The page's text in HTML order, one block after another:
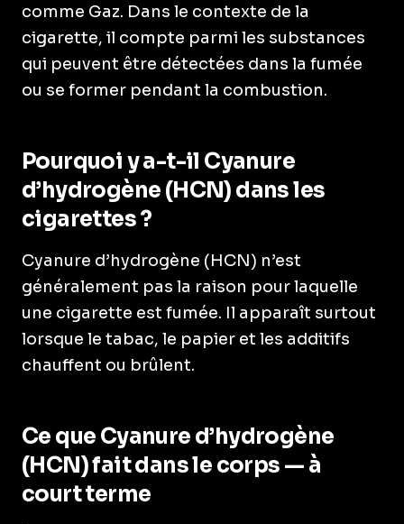
comme Gaz. Dans le contexte de la
cigarette, il compte parmi les substances
qui peuvent être détectées dans la fumée
ou se former pendant la combustion.
Pourquoi y a-t-il Cyanure
d’hydrogène (HCN) dans les
cigarettes ?
Cyanure d’hydrogène (HCN) n’est
généralement pas la raison pour laquelle
une cigarette est fumée. Il apparaît surtout
lorsque le tabac, le papier et les additifs
chauffent ou brûlent.
Ce que Cyanure d’hydrogène
(HCN) fait dans le corps — à
court terme